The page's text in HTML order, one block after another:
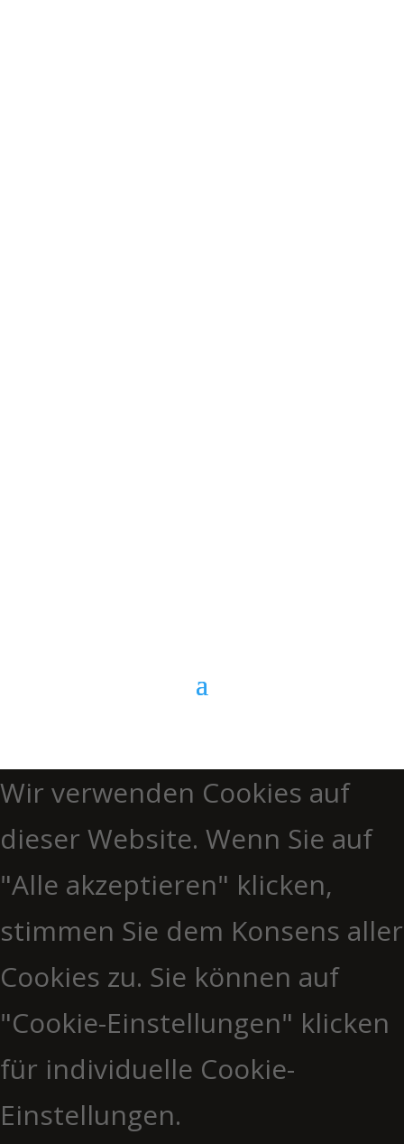
Wir verwenden Cookies auf
dieser Website. Wenn Sie auf
"Alle akzeptieren" klicken,
stimmen Sie dem Konsens aller
Cookies zu. Sie können auf
"Cookie-Einstellungen" klicken
für individuelle Cookie-
Einstellungen.